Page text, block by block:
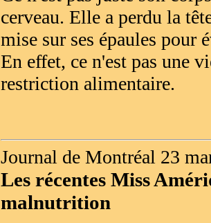
cerveau. Elle a perdu la
mise sur ses épaules pour
En effet, ce n'est pas une
restriction alimentaire.
Journal de Montréal 23
Les récentes Miss
malnutrition